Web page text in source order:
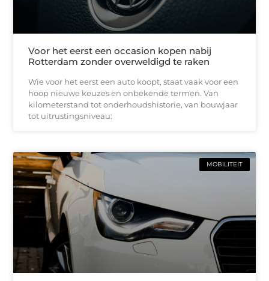
Voor het eerst een occasion kopen nabij
Rotterdam zonder overweldigd te raken
Wie voor het eerst een auto koopt, staat vaak voor een
hoop nieuwe keuzes en onbekende termen. Van
kilometerstand tot onderhoudshistorie, van bouwjaar
tot uitrustingsniveau:
MOBILITEIT